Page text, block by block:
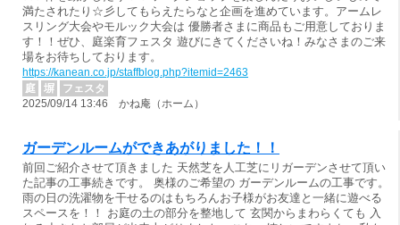
満たされたり☆彡してもらえたらなと企画を進めています。アームレ
スリング大会やモルック大会は 優勝者さまに商品もご用意しておりま
す！！ぜひ、庭楽育フェスタ 遊びにきてくださいね！みなさまのご来
場をお待ちしております。
https://kanean.co.jp/staffblog.php?itemid=2463
庭
塀
フェスタ
2025/09/14 13:46 かね庵（ホーム）
ガーデンルームができあがりました！！
前回ご紹介させて頂きました 天然芝を人工芝にリガーデンさせて頂い
た記事の工事続きです。 奥様のご希望の ガーデンルームの工事です。
雨の日の洗濯物を干せるのはもちろんお子様がお友達と一緒に遊べる
スペースを！！ お庭の土の部分を整地して 玄関からまわらくても 入